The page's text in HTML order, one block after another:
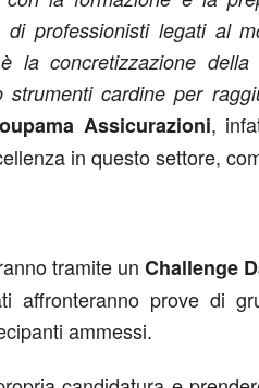
di professionisti legati al
la concretizzazione
strumenti cardine per
Assicurazioni,
in questo settore,
tramite un Challenge
affronteranno prove di
ammessi.